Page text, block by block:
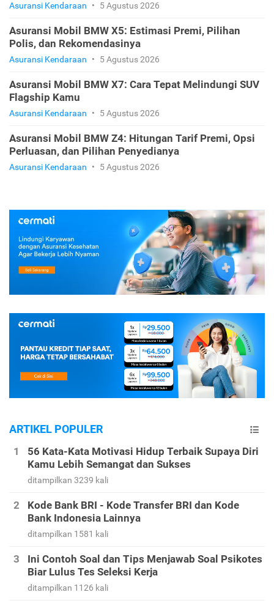
Asuransi Kendaraan • 5 Agustus 2026
Asuransi Mobil BMW X5: Estimasi Premi, Pilihan
Polis, dan Rekomendasinya
Asuransi Kendaraan • 5 Agustus 2026
Asuransi Mobil BMW X7: Cara Tepat Melindungi SUV
Flagship Kamu
Asuransi Kendaraan • 5 Agustus 2026
Asuransi Mobil BMW Z4: Hitungan Tarif Premi, Opsi
Perluasan, dan Pilihan Penyedianya
Asuransi Kendaraan • 5 Agustus 2026
ARTIKEL POPULER
56 Kata-Kata Motivasi Hidup Terbaik Supaya Diri
Kamu Lebih Semangat dan Sukses
ditampilkan 3239 kali
Kode Bank BRI - Kode Transfer BRI dan Kode
Bank Indonesia Lainnya
ditampilkan 1581 kali
Ini Contoh Soal dan Tips Menjawab Soal Psikotes
Biar Lulus Tes Seleksi Kerja
ditampilkan 1126 kali